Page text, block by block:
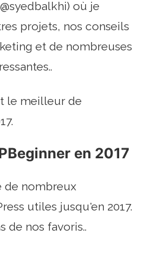
où je
projets, nos conseils
et de nombreuses
le meilleur de
en 2017
de nombreux
utiles jusqu'en 2017.
de nos favoris..